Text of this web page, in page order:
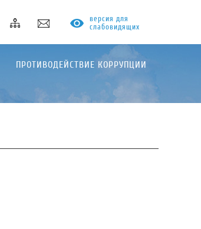
версия для
слабовидящих
ПРОТИВОДЕЙСТВИЕ КОРРУПЦИИ